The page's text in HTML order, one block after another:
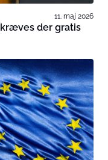
11. maj 2026
der gratis